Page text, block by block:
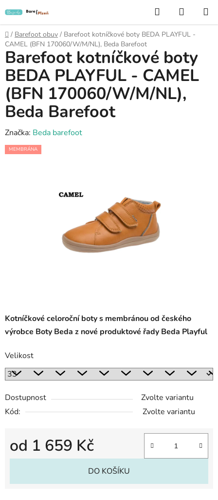
na
obsah
Hledat
KOŠÍK
Domů
/ Barefoot obuv / Barefoot kotníčkové boty BEDA PLAYFUL -
CAMEL (BFN 170060/W/M/NL), Beda Barefoot
Kotníčkové celoroční boty s membránou od českého
výrobce Boty Beda z nové produktové řady Beda Playful
Velikost
Dostupnost
Zvolte variantu
Kód:
Zvolte variantu
od 1 659 Kč
Měrná cena:
DO KOŠÍKU
Barefoot kotníčkové boty
BEDA PLAYFUL - CAMEL
(BFN 170060/W/M/NL),
Beda Barefoot
Značka: Beda barefoot
MEMBRÁNA